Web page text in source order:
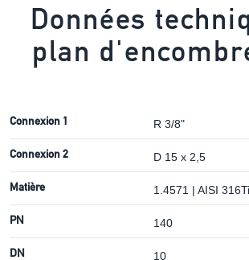
Données
plan
Connexion 1 R 3/8"
Connexion 2 D 15 x 2,5
Matière 1.4571 | AISI 316Ti
PN 140
DN 10